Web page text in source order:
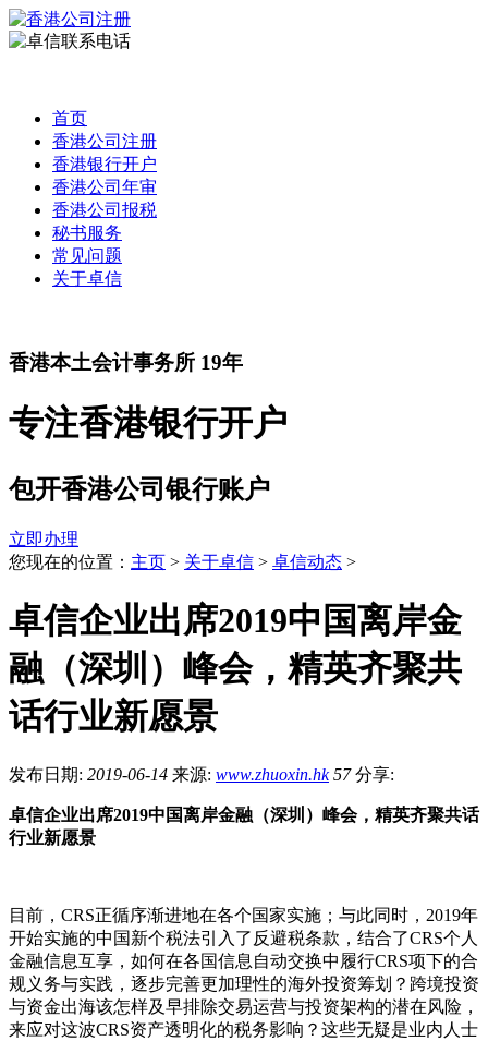
首页
香港公司注册
香港银行开户
香港公司年审
香港公司报税
秘书服务
常见问题
关于卓信
香港本土会计事务所 19年
专注香港银行开户
包开香港公司银行账户
立即办理
您现在的位置： 主页 > 关于卓信 > 卓信动态 >
卓信企业出席2019中国离岸金
融（深圳）峰会，精英齐聚共
话行业新愿景
发布日期: 2019-06-14 来源: www.zhuoxin.hk 57 分享:
卓信企业出席2019中国离岸金融（深圳）峰会，精英齐聚共话
行业新愿景
目前， CRS正循序渐进地在各个国家实施；与此同时， 2019年
开始实施的中国新个税法引入了反避税条款，结合了CRS个人
金融信息互享，如何在各国信息自动交换中履行CRS项下的合
规义务与实践，逐步完善更加理性的海外投资筹划？跨境投资
与资金出海该怎样及早排除交易运营与投资架构的潜在风险，
来应对这波CRS资产透明化的税务影响？这些无疑是业内人士